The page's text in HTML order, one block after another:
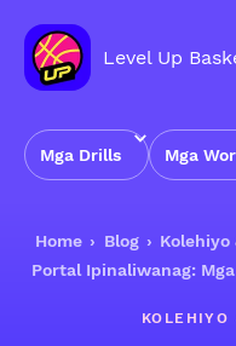
Level Up
Mga Drills Mga
Home › Blog › Kolehiyo
Portal Ipinaliwanag:
KOLEHIYO